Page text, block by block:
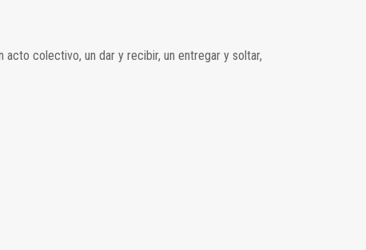
colectivo, un dar y recibir, un entregar y soltar,